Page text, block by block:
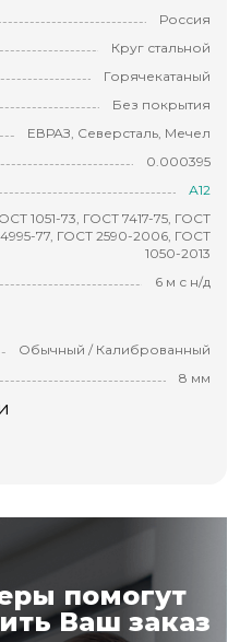
Россия
Круг стальной
Горячекатаный
Без покрытия
ЕВРАЗ, Северсталь, Мечел
0.000395
А12
1051-73, ГОСТ 7417-75, ГОСТ
77, ГОСТ 2590-2006, ГОСТ
1050-2013
6 м с н/д
Обычный / Калиброванный
8 мм
помогут
Ваш заказ